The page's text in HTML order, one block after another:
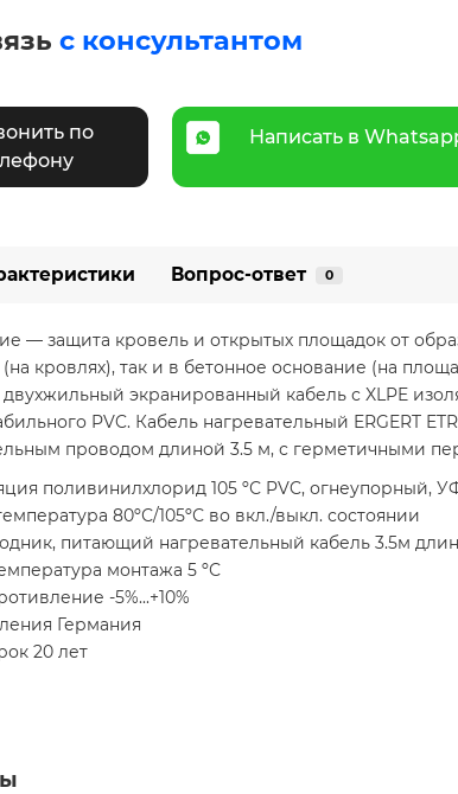
с консультантом
по
Написать в
Вопрос-ответ 0
— защита кровель и открытых площадок от
кровлях), так и в бетонное основание (на
экранированный кабель с XLPE
PVC. Кабель нагревательный ERGERT
проводом длиной 3.5 м, с герметичными
поливинилхлорид 105 ºС PVC, огнеупорный,
80ºС/105ºС во вкл./выкл. состоянии
питающий нагревательный кабель 3.5м
монтажа 5 ºС
-5%...+10%
Германия
20 лет